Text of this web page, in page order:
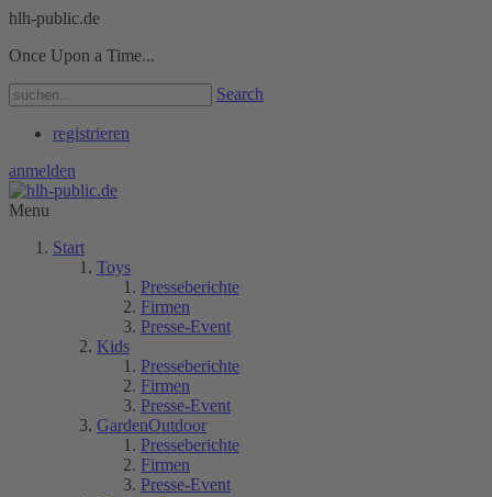
hlh-public.de
Once Upon a Time...
Search
registrieren
anmelden
Menu
Start
Toys
Presseberichte
Firmen
Presse-Event
Kids
Presseberichte
Firmen
Presse-Event
GardenOutdoor
Presseberichte
Firmen
Presse-Event